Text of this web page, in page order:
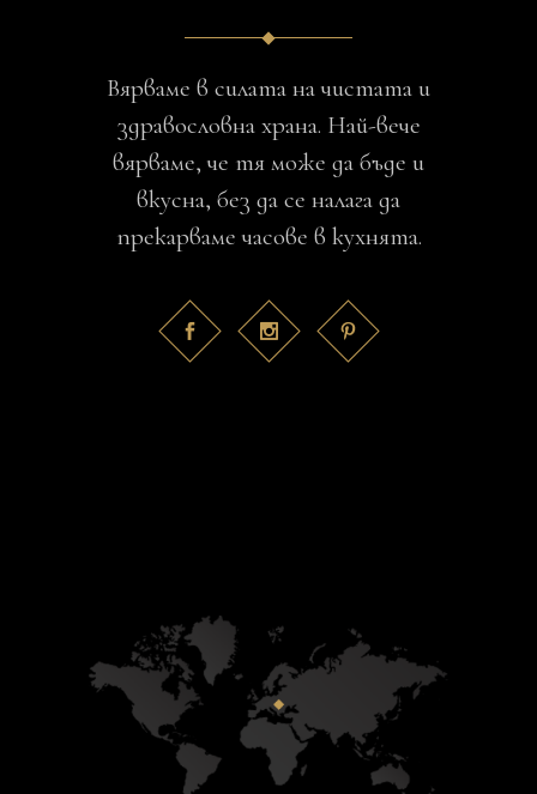
Вярваме в силата на чистата и
здравословна храна. Най-вече
вярваме, че тя може да бъде и
вкусна, без да се налага да
прекарваме часове в кухнята.